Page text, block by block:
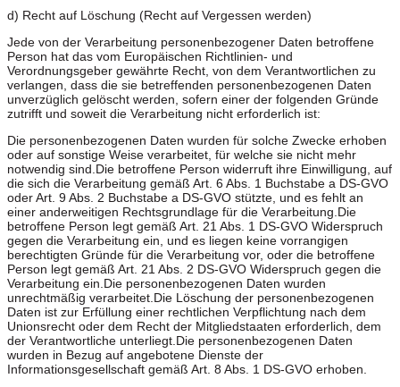
d) Recht auf Löschung (Recht auf Vergessen werden)
Jede von der Verarbeitung personenbezogener Daten betroffene
Person hat das vom Europäischen Richtlinien- und
Verordnungsgeber gewährte Recht, von dem Verantwortlichen zu
verlangen, dass die sie betreffenden personenbezogenen Daten
unverzüglich gelöscht werden, sofern einer der folgenden Gründe
zutrifft und soweit die Verarbeitung nicht erforderlich ist:
Die personenbezogenen Daten wurden für solche Zwecke erhoben
oder auf sonstige Weise verarbeitet, für welche sie nicht mehr
notwendig sind.Die betroffene Person widerruft ihre Einwilligung, auf
die sich die Verarbeitung gemäß Art. 6 Abs. 1 Buchstabe a DS-GVO
oder Art. 9 Abs. 2 Buchstabe a DS-GVO stützte, und es fehlt an
einer anderweitigen Rechtsgrundlage für die Verarbeitung.Die
betroffene Person legt gemäß Art. 21 Abs. 1 DS-GVO Widerspruch
gegen die Verarbeitung ein, und es liegen keine vorrangigen
berechtigten Gründe für die Verarbeitung vor, oder die betroffene
Person legt gemäß Art. 21 Abs. 2 DS-GVO Widerspruch gegen die
Verarbeitung ein.Die personenbezogenen Daten wurden
unrechtmäßig verarbeitet.Die Löschung der personenbezogenen
Daten ist zur Erfüllung einer rechtlichen Verpflichtung nach dem
Unionsrecht oder dem Recht der Mitgliedstaaten erforderlich, dem
der Verantwortliche unterliegt.Die personenbezogenen Daten
wurden in Bezug auf angebotene Dienste der
Informationsgesellschaft gemäß Art. 8 Abs. 1 DS-GVO erhoben.